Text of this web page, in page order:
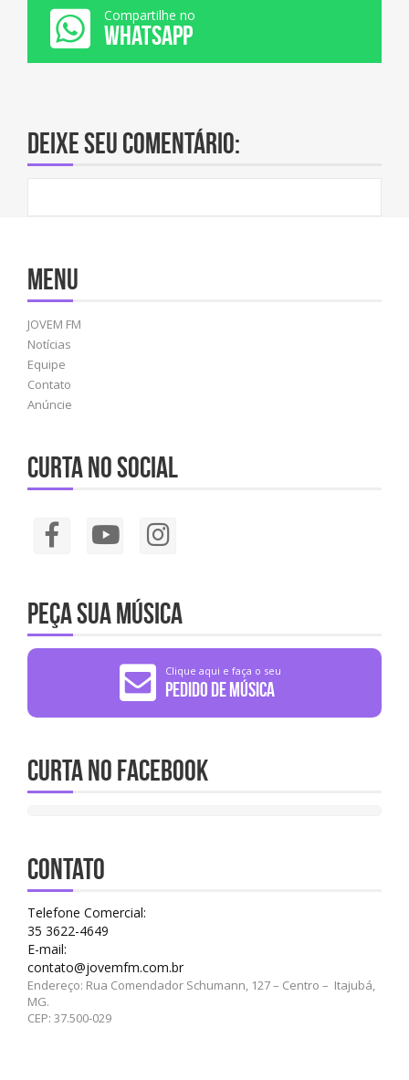
Compartilhe no
WHATSAPP
Deixe seu comentário:
Menu
JOVEM FM
Notícias
Equipe
Contato
Anúncie
Curta no social
Peça sua música
Clique aqui e faça o seu
Pedido de Música
Curta no Facebook
CONTATO
Telefone Comercial:
35 3622-4649
E-mail:
contato@jovemfm.com.br
Endereço: Rua Comendador Schumann, 127 – Centro – Itajubá,
MG.
CEP: 37.500-029